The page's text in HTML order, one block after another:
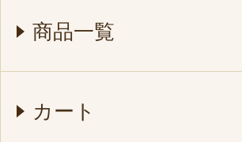
商品一覧
カート